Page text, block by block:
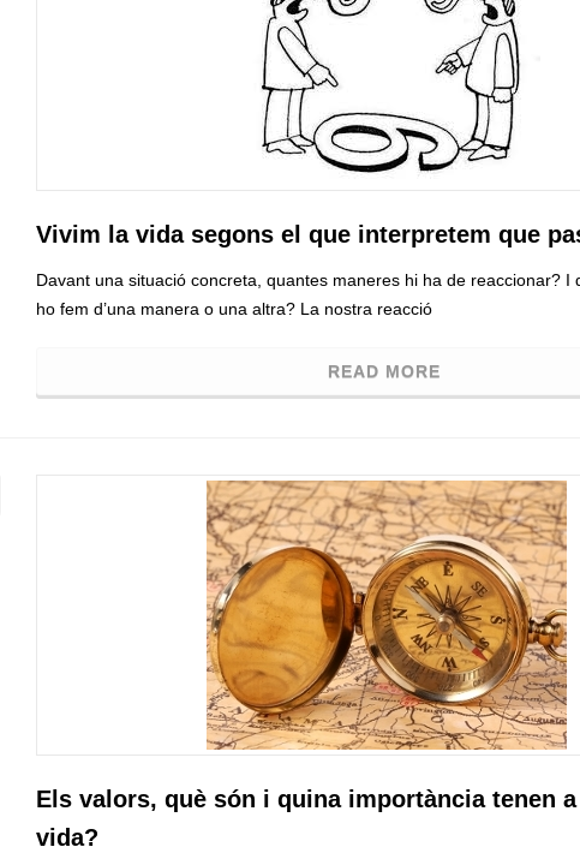
Vivim la vida segons el que interpretem que
Davant una situació concreta, quantes maneres hi ha de reaccionar? I
ho fem d’una manera o una altra? La nostra reacció
READ MORE
Els valors, què són i quina importància tenen
vida?